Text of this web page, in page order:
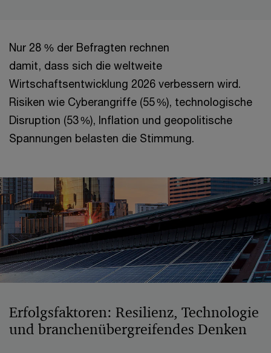
Nur 28 % der Befragten rechnen
damit, dass sich die weltweite
Wirtschaftsentwicklung 2026 verbessern wird.
Risiken wie Cyberangriffe (55 %), technologische
Disruption (53 %), Inflation und geopolitische
Spannungen belasten die Stimmung.
Erfolgsfaktoren: Resilienz, Technologie
und branchenübergreifendes Denken